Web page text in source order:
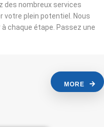
des nombreux services
votre plein potentiel. Nous
chaque étape. Passez une
MORE